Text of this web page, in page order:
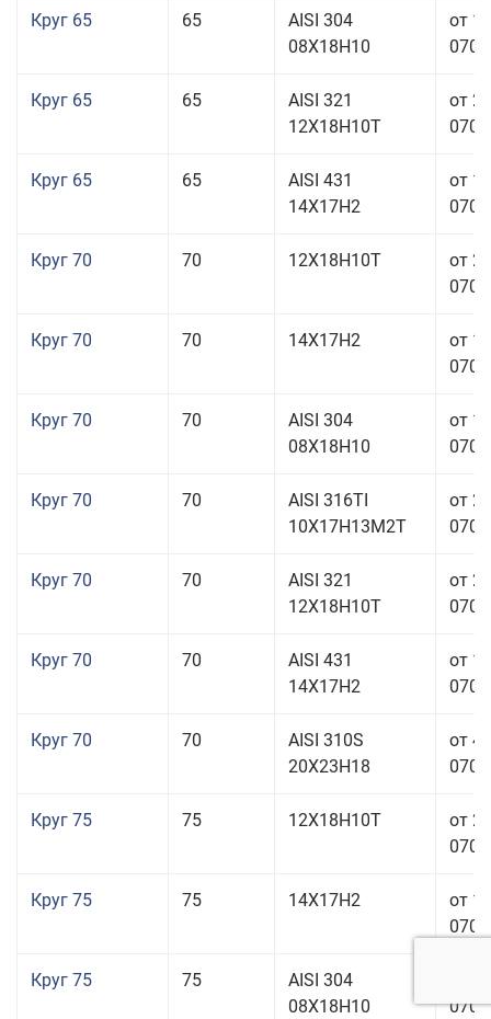
Круг 65 65
AISI 304
08Х18Н10
от
Круг 65 65
AISI 321
12Х18Н10Т
от
Круг 65 65
AISI 431
14Х17Н2
от
Круг 70 70 12Х18Н10Т
от
Круг 70 70 14Х17Н2
от
Круг 70 70
AISI 304
08Х18Н10
от
Круг 70 70
AISI 316TI
10Х17Н13М2Т
от
Круг 70 70
AISI 321
12Х18Н10Т
от
Круг 70 70
AISI 431
14Х17Н2
от
Круг 70 70
AISI 310S
20Х23Н18
от
Круг 75 75 12Х18Н10Т
от
Круг 75 75 14Х17Н2
от
Круг 75 75
AISI 304
08Х18Н10